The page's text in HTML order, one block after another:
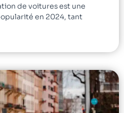
de voitures est une
en 2024, tant